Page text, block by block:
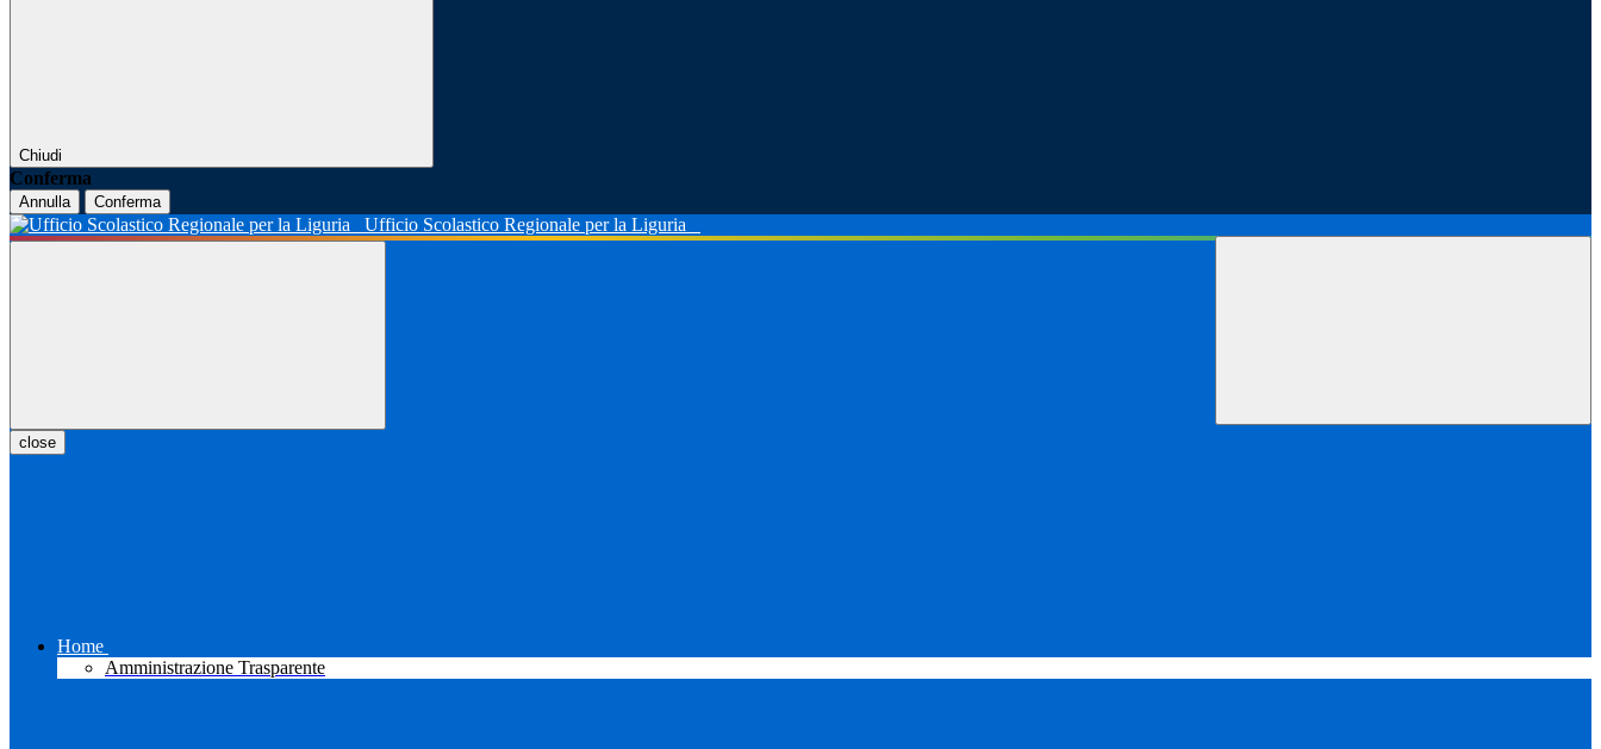
Chiudi
Conferma
Annulla Conferma
Ufficio Scolastico Regionale per la Liguria
close
Home
Amministrazione Trasparente